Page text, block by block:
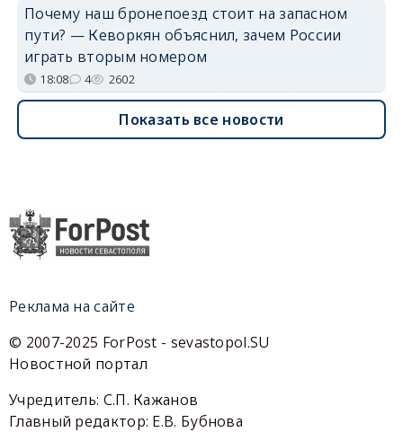
Почему наш бронепоезд стоит на запасном
пути? — Кеворкян объяснил, зачем России
играть вторым номером
18:08 4 2602
Показать все новости
Реклама на сайте
© 2007-2025 ForPost - sevastopol.SU
Новостной портал
Учредитель: С.П. Кажанов
Главный редактор: Е.В. Бубнова